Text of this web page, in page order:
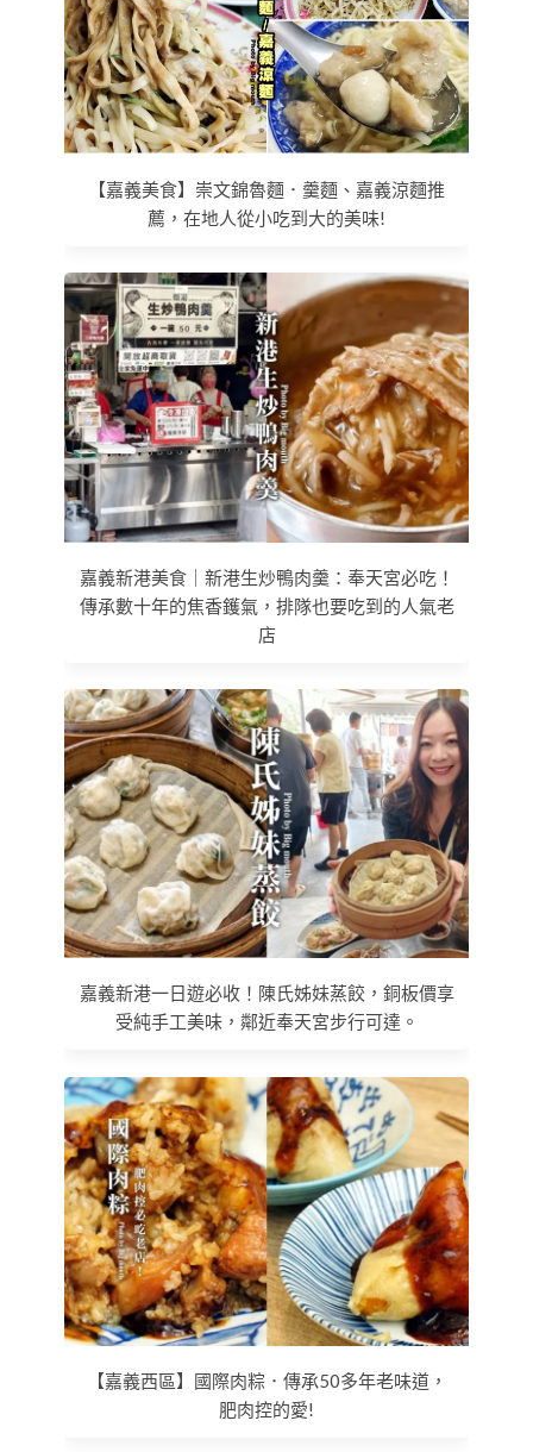
【嘉義美食】崇文錦魯麵．羹麵、嘉義涼麵推
薦，在地人從小吃到大的美味!
嘉義新港美食｜新港生炒鴨肉羹：奉天宮必吃！
傳承數十年的焦香鑊氣，排隊也要吃到的人氣老
店
嘉義新港一日遊必收！陳氏姊妹蒸餃，銅板價享
受純手工美味，鄰近奉天宮步行可達。
【嘉義西區】國際肉粽．傳承50多年老味道，
肥肉控的愛!